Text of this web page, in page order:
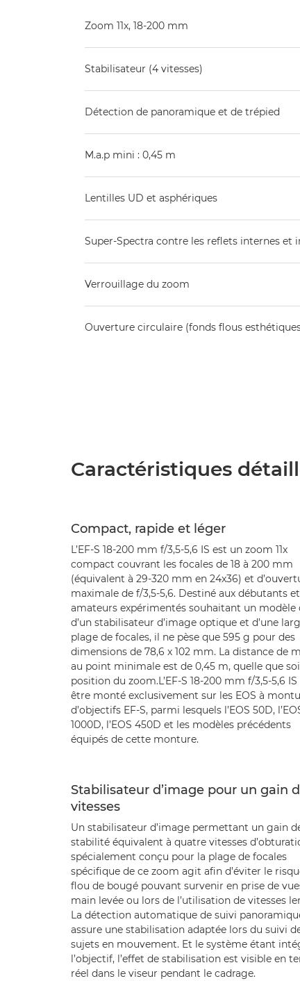
Zoom 11x, 18-200 mm
Stabilisateur (4 vitesses)
Détection de panoramique et de trépied
M.a.p mini : 0,45 m
Lentilles UD et asphériques
Super-Spectra contre les reflets internes et
Verrouillage du zoom
Ouverture circulaire (fonds flous
Caractéristiques
Compact, rapide et léger
L’EF-S 18-200 mm f/3,5-5,6 IS est un zoom 11x
compact couvrant les focales de 18 à 200 mm
(équivalent à 29-320 mm en 24x36) et
maximale de f/3,5-5,6. Destiné aux débutants
amateurs expérimentés souhaitant un modèle
d’un stabilisateur d’image optique et d’une
plage de focales, il ne pèse que 595 g pour des
dimensions de 78,6 x 102 mm. La distance de
au point minimale est de 0,45 m, quelle que
position du zoom.L’EF-S 18-200 mm f/3,5-5,6
être monté exclusivement sur les EOS à
d’objectifs EF-S, parmi lesquels l’EOS 50D,
1000D, l’EOS 450D et les modèles précédents
équipés de cette monture.
Stabilisateur d’image pour un gain
vitesses
Un stabilisateur d’image permettant un gain
stabilité équivalent à quatre vitesses
spécialement conçu pour la plage de focales
spécifique de ce zoom agit afin d’éviter le
flou de bougé pouvant survenir en prise de
main levée ou lors de l’utilisation de vitesses
La détection automatique de suivi
assure une stabilisation adaptée lors du suivi
sujets en mouvement. Et le système étant
l’objectif, l’effet de stabilisation est visible en
réel dans le viseur pendant le cadrage.